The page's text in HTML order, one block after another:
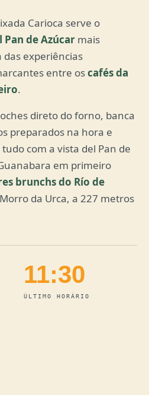
Carioca serve o
de Azúcar mais
experiências
entre oscafés da
.
direto do forno, banca
preparados na hora e
com a vista del Pan de
em primeiro
brunchs do Río de
da Urca, a 227 metros
11:30
ÚLTIMO HORÁRIO